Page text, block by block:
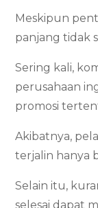
Meskipun
panjang tidak
Sering kali,
perusahaan
promosi
Akibatnya,
terjalin hanya
Selain itu,
selesai dapat